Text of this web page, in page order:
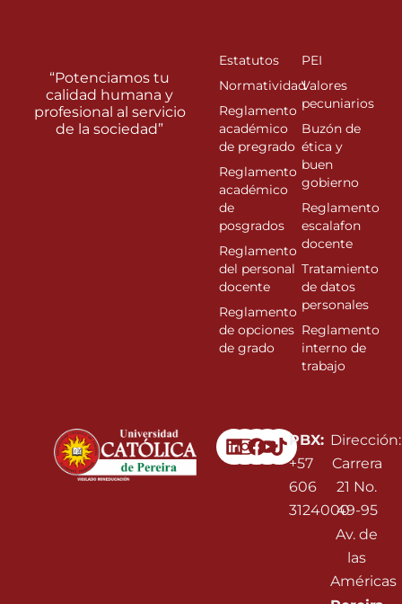
Linkedin
Instagram
Facebook
Youtube
PBX:
+57
606
3124000
Dirección:
Carrera
21 No.
49-95
Av. de
las
Américas
“Potenciamos tu
calidad humana y
profesional al servicio
de la sociedad”
Estatutos
Normatividad
Reglamento
académico
de pregrado
Reglamento
académico
de
posgrados
Reglamento
del personal
docente
Reglamento
de opciones
de grado
PEI
Valores
pecuniarios
Buzón de
ética y
buen
gobierno
Reglamento
escalafon
docente
Tratamiento
de datos
personales
Reglamento
interno de
trabajo